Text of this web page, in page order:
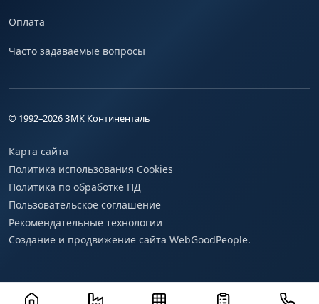
Оплата
Часто задаваемые вопросы
© 1992–2026ЗМК Континенталь
Карта сайта
Политика использования Cookies
Политика по обработке ПД
Пользовательское соглашение
Рекомендательные технологии
Создание и продвижение сайта WebGoodPeople.